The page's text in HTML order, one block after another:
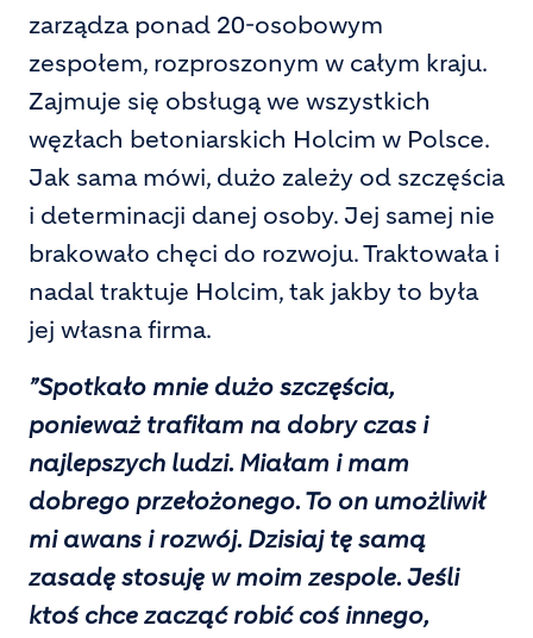
zarządza ponad 20-osobowym
zespołem, rozproszonym w całym kraju.
Zajmuje się obsługą we wszystkich
węzłach betoniarskich Holcim w Polsce.
Jak sama mówi, dużo zależy od szczęścia
i determinacji danej osoby. Jej samej nie
brakowało chęci do rozwoju. Traktowała i
nadal traktuje Holcim, tak jakby to była
jej własna firma.
”Spotkało mnie dużo szczęścia,
ponieważ trafiłam na dobry czas i
najlepszych ludzi. Miałam i mam
dobrego przełożonego. To on umożliwił
mi awans i rozwój. Dzisiaj tę samą
zasadę stosuję w moim zespole. Jeśli
ktoś chce zacząć robić coś innego,